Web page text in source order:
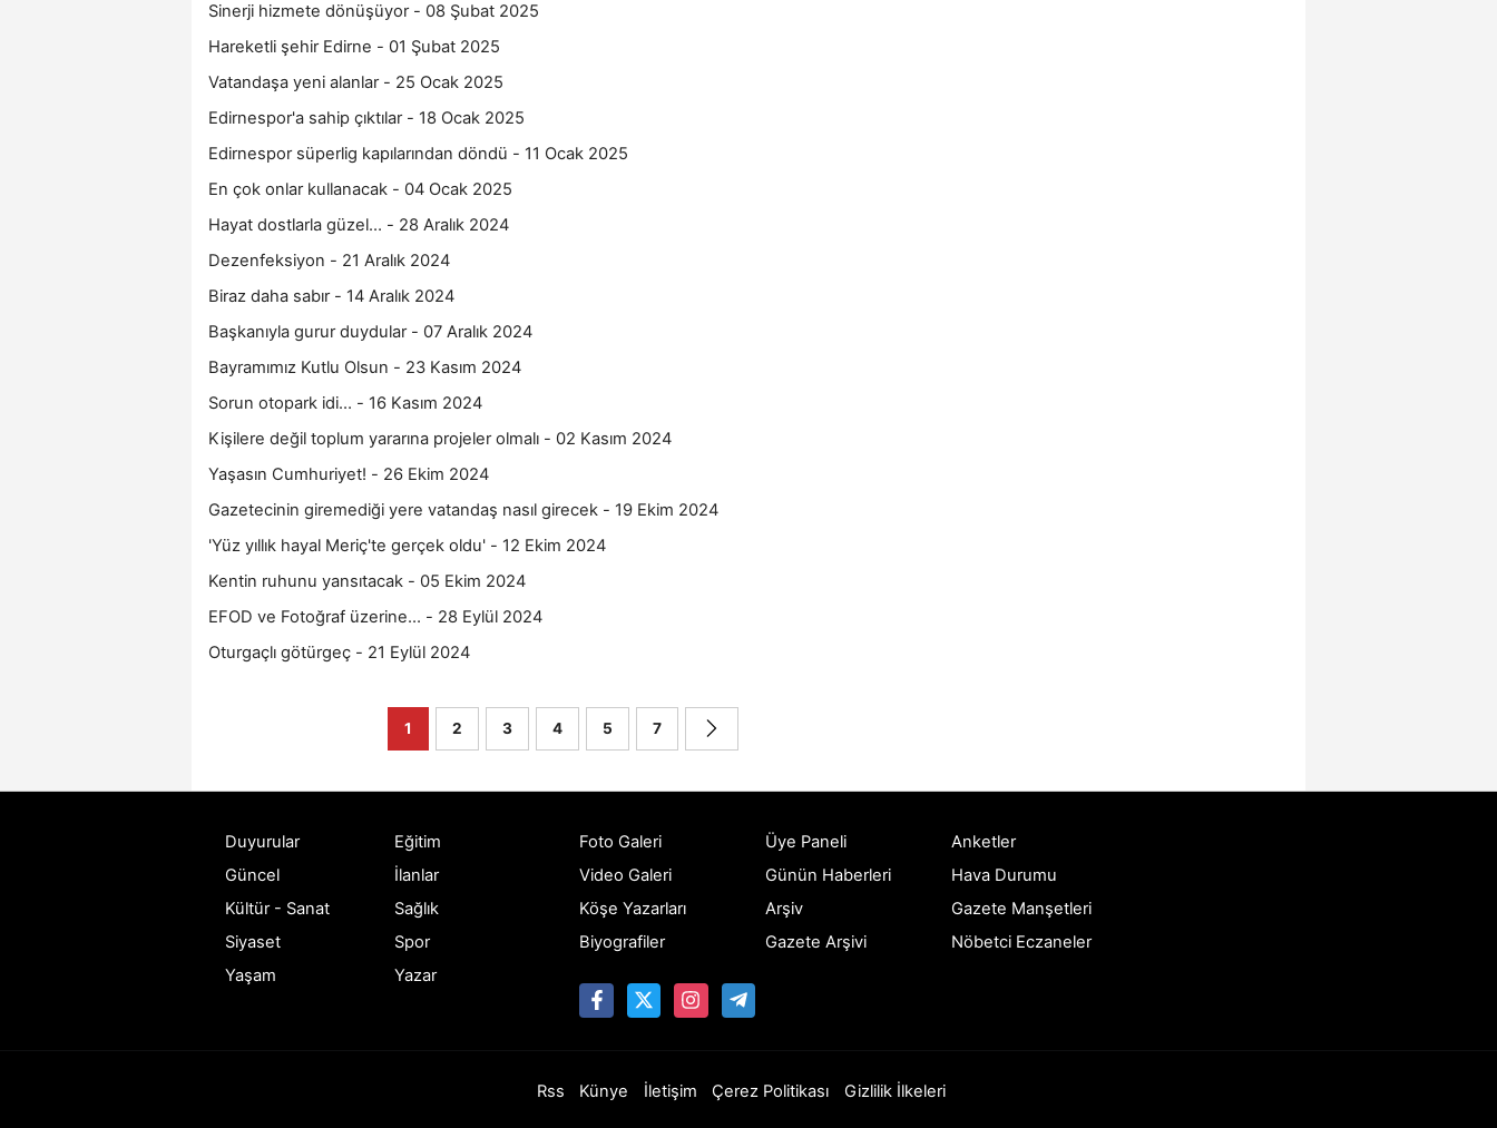
Sinerji hizmete dönüşüyor - 08 Şubat 2025
Hareketli şehir Edirne - 01 Şubat 2025
Vatandaşa yeni alanlar - 25 Ocak 2025
Edirnespor'a sahip çıktılar - 18 Ocak 2025
Edirnespor süperlig kapılarından döndü - 11 Ocak 2025
En çok onlar kullanacak - 04 Ocak 2025
Hayat dostlarla güzel… - 28 Aralık 2024
Dezenfeksiyon - 21 Aralık 2024
Biraz daha sabır - 14 Aralık 2024
Başkanıyla gurur duydular - 07 Aralık 2024
Bayramımız Kutlu Olsun - 23 Kasım 2024
Sorun otopark idi… - 16 Kasım 2024
Kişilere değil toplum yararına projeler olmalı - 02 Kasım 2024
Yaşasın Cumhuriyet! - 26 Ekim 2024
Gazetecinin giremediği yere vatandaş nasıl girecek - 19 Ekim 2024
'Yüz yıllık hayal Meriç'te gerçek oldu' - 12 Ekim 2024
Kentin ruhunu yansıtacak - 05 Ekim 2024
EFOD ve Fotoğraf üzerine… - 28 Eylül 2024
Oturgaçlı götürgeç - 21 Eylül 2024
1 2 3 4 5 7
Duyurular
Eğitim
Güncel
İlanlar
Kültür - Sanat
Sağlık
Siyaset
Spor
Yaşam
Yazar
Foto Galeri
Video Galeri
Köşe Yazarları
Biyografiler
Üye Paneli
Günün Haberleri
Arşiv
Gazete Arşivi
Anketler
Hava Durumu
Gazete Manşetleri
Nöbetci Eczaneler
Rss Künye İletişim Çerez Politikası Gizlilik İlkeleri